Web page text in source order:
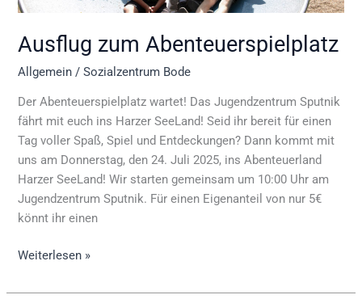
Ausflug zum Abenteuerspielplatz
Allgemein /Sozialzentrum Bode
Der Abenteuerspielplatz wartet! Das Jugendzentrum Sputnik
fährt mit euch ins Harzer SeeLand! Seid ihr bereit für einen
Tag voller Spaß, Spiel und Entdeckungen? Dann kommt mit
uns am Donnerstag, den 24. Juli 2025, ins Abenteuerland
Harzer SeeLand! Wir starten gemeinsam um 10:00 Uhr am
Jugendzentrum Sputnik. Für einen Eigenanteil von nur 5€
könnt ihr einen
Weiterlesen »